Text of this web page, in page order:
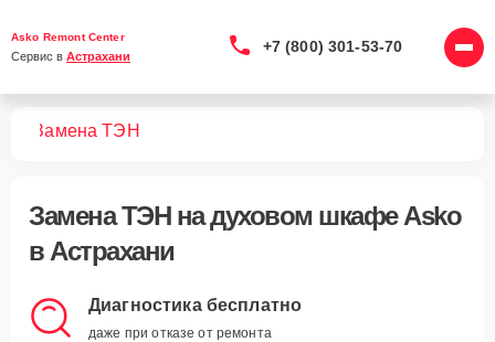
Asko Remont Center
Сервис в Астрахани
+7 (800) 301-53-70
Замена ТЭН
Замена ТЭНна духовом шкафе Asko
в Астрахани
Диагностика бесплатно
даже при отказе от ремонта